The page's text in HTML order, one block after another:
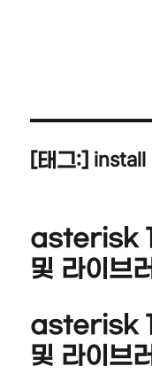
[태그:] install
asterisk
및 라이브
asterisk
및 라이브